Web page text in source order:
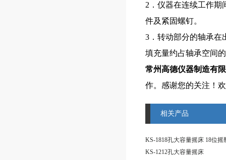
2．仪器在连续工作期
件及紧固螺钉。
3．转动部分的轴承
填充量约占轴承空间
常州高德仪器制造有
作。感谢您的关注！
相关产品
KS-1818孔大容量摇床 18位摇
KS-1212孔大容量摇床